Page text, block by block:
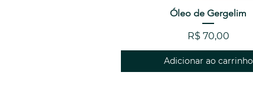
Visualização rápida
Óleo de Gergelim
Preço
R$ 70,00
Adicionar ao carrinho